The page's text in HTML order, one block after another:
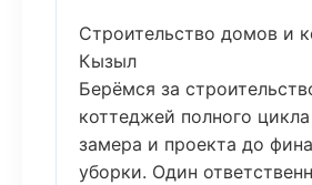
Строительство домов и
Кызыл
Берёмся за
коттеджей полного
замера и проекта до
уборки. Один